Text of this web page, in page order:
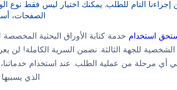
التام للطلب. يمكنك اختيار ليس فقط نوع
الصفحات،
استخدام خدمة كتابة الأوراق البحثية
الشخصية للجهة الثالثة. نضمن السرية الكاملة!
الذي